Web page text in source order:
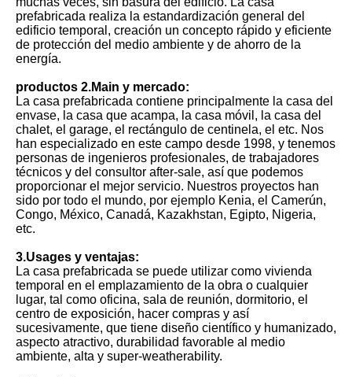
prefabricada realiza la estandardización general del
edificio temporal, creación un concepto rápido y eficiente
de protección del medio ambiente y de ahorro de la
energía.
productos 2.Main y mercado:
La casa prefabricada contiene principalmente la casa del
envase, la casa que acampa, la casa móvil, la casa del
chalet, el garage, el rectángulo de centinela, el etc. Nos
han especializado en este campo desde 1998, y tenemos
personas de ingenieros profesionales, de trabajadores
técnicos y del consultor after-sale, así que podemos
proporcionar el mejor servicio. Nuestros proyectos han
sido por todo el mundo, por ejemplo Kenia, el Camerún,
Congo, México, Canadá, Kazakhstan, Egipto, Nigeria,
etc.
3.Usages y ventajas:
La casa prefabricada se puede utilizar como vivienda
temporal en el emplazamiento de la obra o cualquier
lugar, tal como oficina, sala de reunión, dormitorio, el
centro de exposición, hacer compras y así
sucesivamente, que tiene diseño científico y humanizado,
aspecto atractivo, durabilidad favorable al medio
ambiente, alta y super-weatherability.